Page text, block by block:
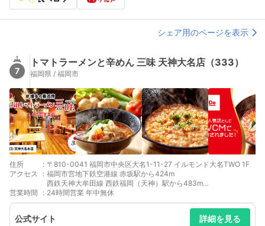
シェア用のページを表示
7
トマトラーメンと辛めん 三味 天神大名店（333）
福岡県 / 福岡市
住所 : 〒810-0041 福岡市中央区大名1-11-27 イルモンド大名TWO 1F
アクセス
: 福岡市営地下鉄空港線 赤坂駅から424m
西鉄天神大牟田線 西鉄福岡（天神）駅から483m
福岡市営地下鉄空港線 天神駅から598m
福岡市営地下鉄七隈線 天神南駅から637m
営業時間 : 24時間営業 年中無休
公式サイト 詳細を見る